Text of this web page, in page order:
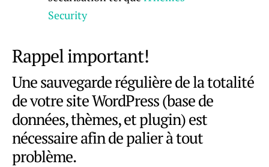
Security
Rappel important!
Une sauvegarde régulière de la totalité
de votre site WordPress (base de
données, thèmes, et plugin) est
nécessaire afin de palier à tout
problème.